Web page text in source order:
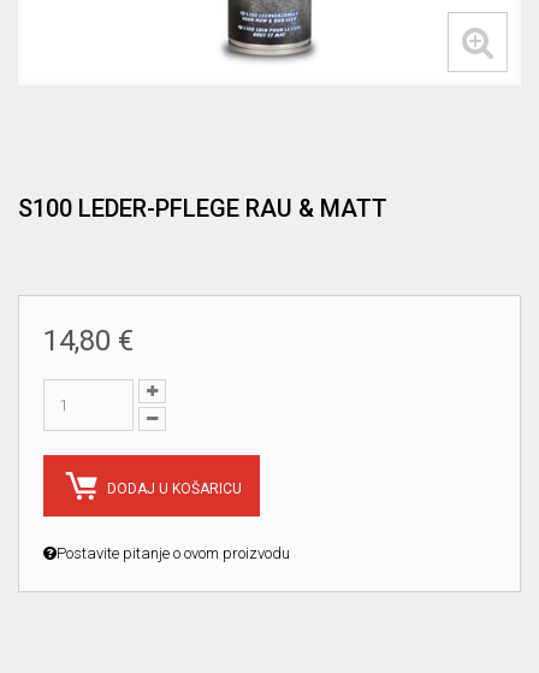
S100 LEDER-PFLEGE RAU & MATT
14,80 €
DODAJ U KOŠARICU
Postavite pitanje o ovom proizvodu